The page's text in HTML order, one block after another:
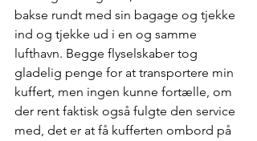
bakse rundt med sin bagage og tjekke
ind og tjekke ud i en og samme
lufthavn. Begge flyselskaber tog
gladelig penge for at transportere min
kuffert, men ingen kunne fortælle, om
der rent faktisk også fulgte den service
med, det er at få kufferten ombord på